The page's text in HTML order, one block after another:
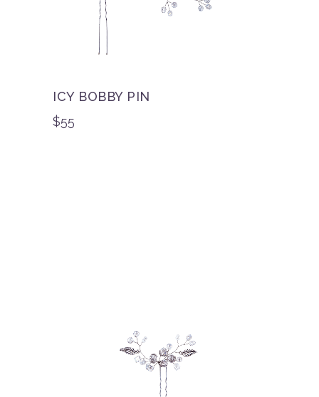
ICY BOBBY PIN
$55